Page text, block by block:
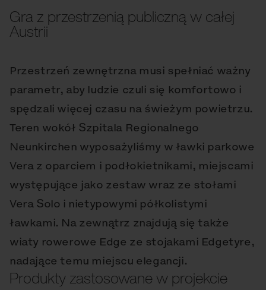
Gra z przestrzenią publiczną w całej
Austrii
Przestrzeń zewnętrzna musi spełniać ważny
parametr, aby ludzie czuli się komfortowo i
spędzali więcej czasu na świeżym powietrzu.
Teren wokół Szpitala Regionalnego
Neunkirchen wyposażyliśmy w ławki parkowe
Vera z oparciem i podłokietnikami, miejscami
występujące jako zestaw wraz ze stołami
Vera Solo i nietypowymi półkolistymi
ławkami. Na zewnątrz znajdują się także
wiaty rowerowe Edge ze stojakami Edgetyre,
nadające temu miejscu elegancji.
Produkty zastosowane w projekcie